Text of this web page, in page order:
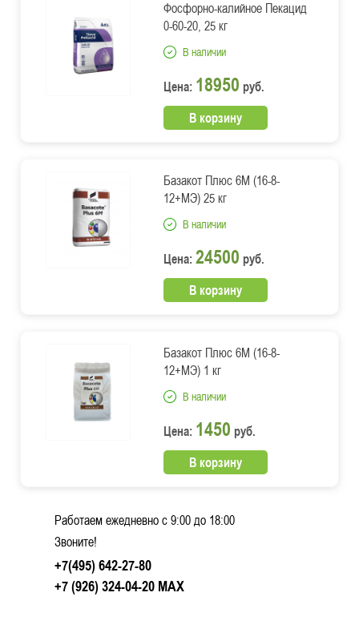
Фосфорно-калийное Пекацид
0-60-20, 25 кг
В наличии
Цена: 18950 руб.
В корзину
Базакот Плюс 6М (16-8-
12+МЭ) 25 кг
В наличии
Цена: 24500 руб.
В корзину
Базакот Плюс 6М (16-8-
12+МЭ) 1 кг
В наличии
Цена: 1450 руб.
В корзину
Работаем ежедневно c 9:00 до 18:00
Звоните!
+7(495) 642-27-80
+7 (926) 324-04-20MAX